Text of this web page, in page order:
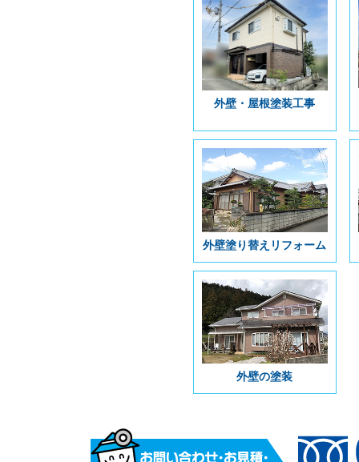
外壁・屋根塗装工事
外壁塗り替えリフォーム
外壁の塗装